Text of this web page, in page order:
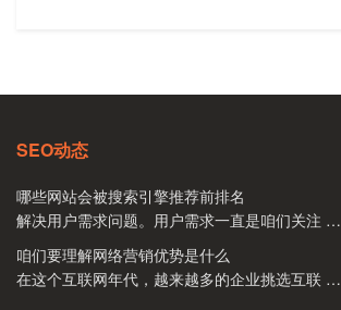
SEO动态
哪些网站会被搜索引擎推荐前排名
解决用户需求问题。用户需求一直是咱们关注 …
咱们要理解网络营销优势是什么
在这个互联网年代，越来越多的企业挑选互联 …